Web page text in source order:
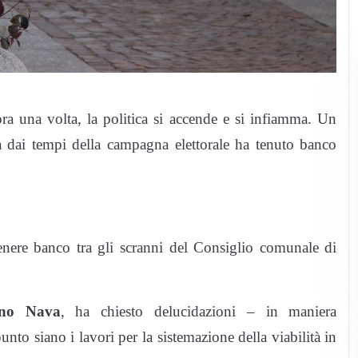
una volta, la politica si accende e si infiamma. Un
tempi della campagna elettorale ha tenuto banco
banco tra gli scranni del Consiglio comunale di
Nava, ha chiesto delucidazioni – in maniera
siano i lavori per la sistemazione della viabilità in